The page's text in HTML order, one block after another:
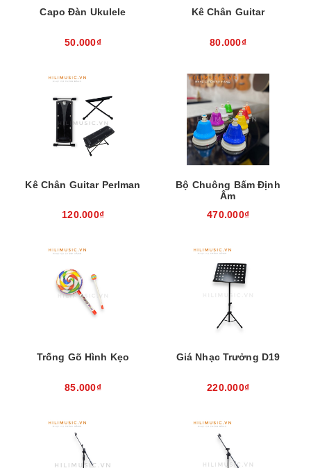
Capo Đàn Ukulele
50.000₫
Kê Chân Guitar
80.000₫
Kê Chân Guitar Perlman
120.000₫
Bộ Chuông Bấm Định
Âm
470.000₫
Trống Gõ Hình Kẹo
85.000₫
Giá Nhạc Trưởng D19
220.000₫